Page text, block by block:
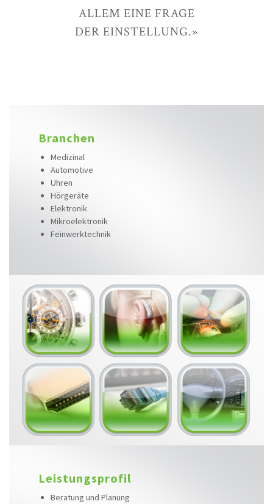
ALLEM EINE FRAGE
DER EINSTELLUNG.»
Branchen
Medizinal
Automotive
Uhren
Hörgeräte
Elektronik
Mikroelektronik
Feinwerktechnik
Leistungsprofil
Beratung und Planung